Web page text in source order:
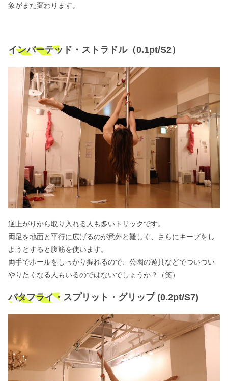
象がまた変わります。
インバーテッド・ストラドル（0.1pt/S2）
逆上がりから取り入れる人も多いトリックです。
両足を地面と平行に広げるのが意外と難しく、さらにキープをし
ようとすると腹筋を使います。
両手でポールをしっかり握れるので、公園の遊具などでついつい
やりたくなる人もいるのではないでしょうか？（笑）
バタフライ・スプリット・グリップ (0.2pt/S7)